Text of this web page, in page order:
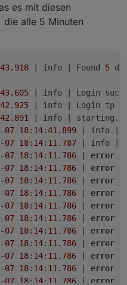
es mit diesen
die alle 5 Minuten
43.918 | info | Found 5
43.605 | info | Login
42.925 | info | Login tp
42.891
| info | starting.
-07 18: 14:41.899 | info |
-07 18: 14: 11.787 | info |
-07 18: 14: 11.786 error
-07 18: 14: 11.786 error
-07 18: 14: 11.786 error
-07 18: 14: 11.786 error
-07 18: 14: 11.786 error
-07 18: 14: 11.786 error
-07 18: 14: 11.786 error
-07 18: 14: 11.786 error
-07 18: 14: 11.786 error
-07 18: 14: 11.786 error
-07 18: 14: 11.786 | error